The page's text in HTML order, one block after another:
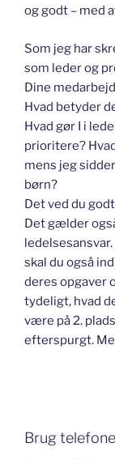
og godt – med
Som jeg har
som leder og
Dine
Hvad betyder
Hvad gør I i
prioritere?
mens jeg
børn?
Det ved du
Det gælder
skal du også
deres opgaver
tydeligt, hvad
være på 2.
efterspurgt.
Brug